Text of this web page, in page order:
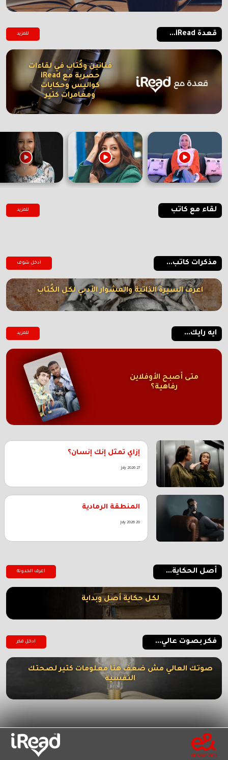
قعدة iRead... للمزيد
فنانين وكُتاب في لقاءات
حصرية مع iRead
كواليس وحكايات
ومغامرات كتير
لقاء مع كاتب للمزيد
مذكرات كاتب... ادخل شوف
اعرف السيرة الذاتية والمشوار الأدبي لكل الكُتاب
ايه رايك... للمزيد
متى أصبح الأوفلاين
رفاهية؟
إزاي تمثل إنك إنسان؟
27 July 2026
المنطقة الرمادية
20 July 2026
أصل الحكاية... اعرف الحدوتة
لكل حكاية أصل وبداية
فكر بصوت عالي... ادخل فكر
صوتك العالي مش ضعف هنا معلومات كتير لصحتك
النفسية